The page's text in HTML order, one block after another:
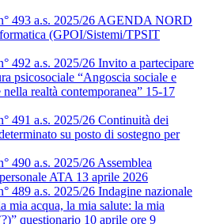
493 a.s. 2025/26 AGENDA NORD
(GPOI/Sistemi/TPSIT
492 a.s. 2025/26 Invito a partecipare
psicosociale “Angoscia sociale e
realtà contemporanea” 15-17
491 a.s. 2025/26 Continuità dei
su posto di sostegno per
490 a.s. 2025/26 Assemblea
ATA 13 aprile 2026
489 a.s. 2025/26 Indagine nazionale
mia acqua, la mia salute: la mia
questionario 10 aprile ore 9